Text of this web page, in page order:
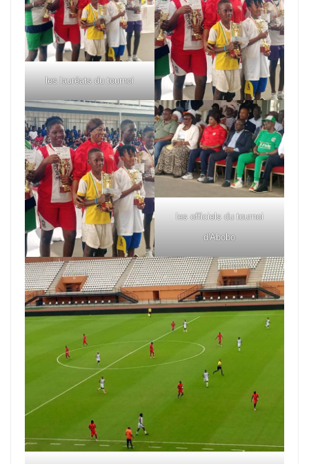
les lauréats du tournoi
les officiels du tournoi
d'Abobo